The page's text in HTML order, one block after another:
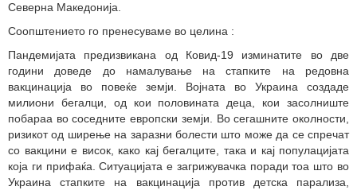
Северна Македонија.
Соопштението го пренесуваме во целина :
Пандемијата предизвикана од Ковид-19 изминатите во две
години доведе до намалување на стапките на редовна
вакцинација во повеќе земји. Војната во Украина создаде
милиони бегалци, од кои половината деца, кои засолниште
побараа во соседните европски земји. Во сегашните околности,
ризикот од ширење на заразни болести што може да се спречат
со вакцини е висок, како кај бегалците, така и кај популацијата
која ги прифаќа. Ситуацијата е загрижувачка поради тоа што во
Украина стапките на вакцинација против детска парализа,